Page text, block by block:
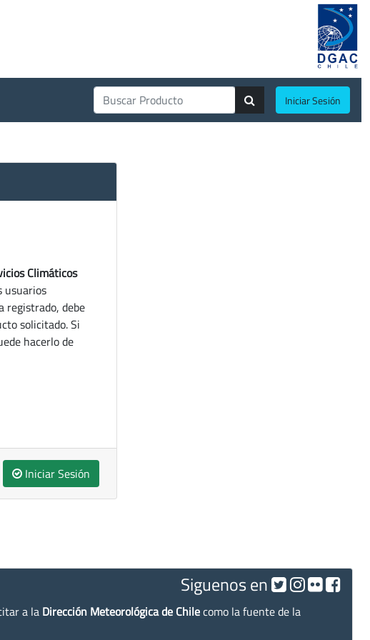
Iniciar Sesión
Climáticos
usuarios
registrado, debe
solicitado. Si
hacerlo de
Iniciar Sesión
Siguenos en
a la Dirección Meteorológica de Chilecomo la fuente de la